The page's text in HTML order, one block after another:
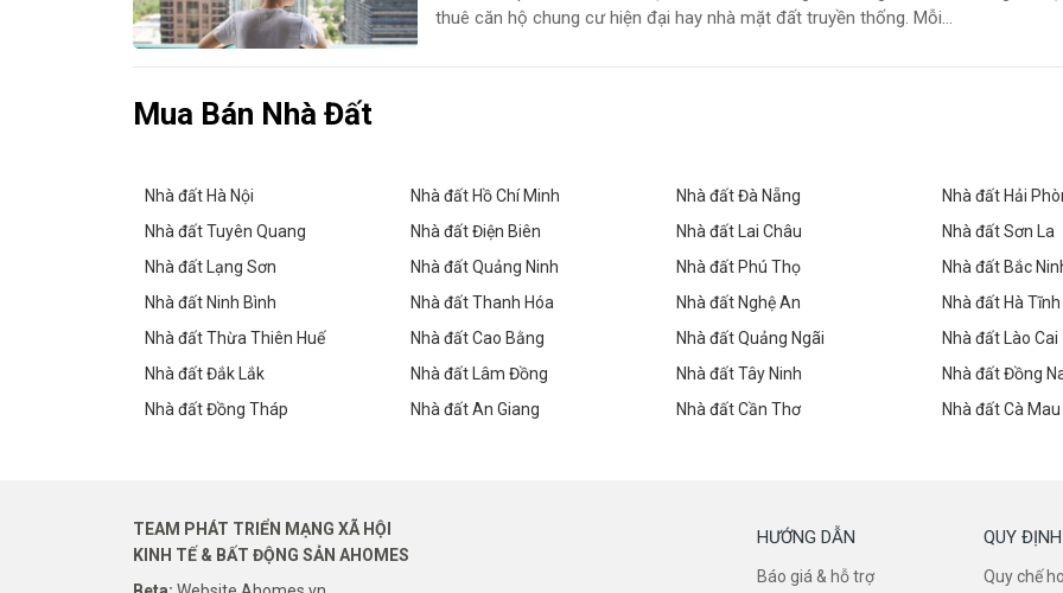
thuê căn hộ chung cư hiện đại hay nhà mặt đất truyền thống. Mỗi...
Mua Bán Nhà Đất
Nhà đất Hà Nội Nhà đất Hồ Chí Minh Nhà đất Đà Nẵng Nhà đất Hải
Nhà đất Tuyên Quang
Nhà đất Điện Biên Nhà đất Lai Châu Nhà đất Sơn La
Nhà đất Lạng Sơn
Nhà đất Quảng Ninh Nhà đất Phú Thọ Nhà đất Bắc
Nhà đất Ninh Bình
Nhà đất Thanh Hóa Nhà đất Nghệ An Nhà đất Hà Tĩnh
Nhà đất Thừa Thiên Huế
Nhà đất Cao Bằng Nhà đất Quảng Ngãi Nhà đất Lào Cai
Nhà đất Đắk Lắk
Nhà đất Lâm Đồng Nhà đất Tây Ninh Nhà đất Đồng
Nhà đất Đồng Tháp
Nhà đất An Giang Nhà đất Cần Thơ Nhà đất Cà Mau
TEAM PHÁT TRIỂN MẠNG XÃ HỘI
KINH TẾ & BẤT ĐỘNG SẢN AHOMES
HƯỚNG DẪN
Báo giá & hỗ trợ
QUY ĐỊNH
Quy chế